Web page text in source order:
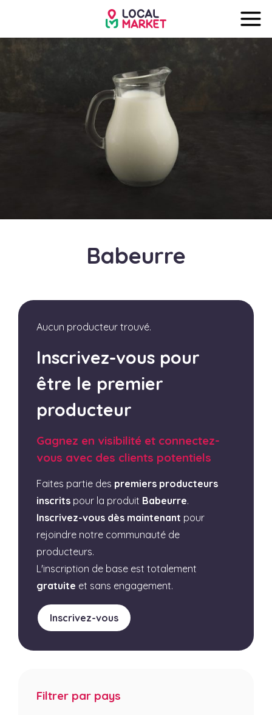
Babeurre
Aucun producteur trouvé.
Inscrivez-vous pour
être le premier
producteur
Gagnez en visibilité et connectez-
vous avec des clients potentiels
Faites partie des premiers producteurs
inscrits pour la produit Babeurre.
Inscrivez-vous dès maintenant pour
rejoindre notre communauté de
producteurs.
L'inscription de base est totalement
gratuite et sans engagement.
Inscrivez-vous
Filtrer par pays